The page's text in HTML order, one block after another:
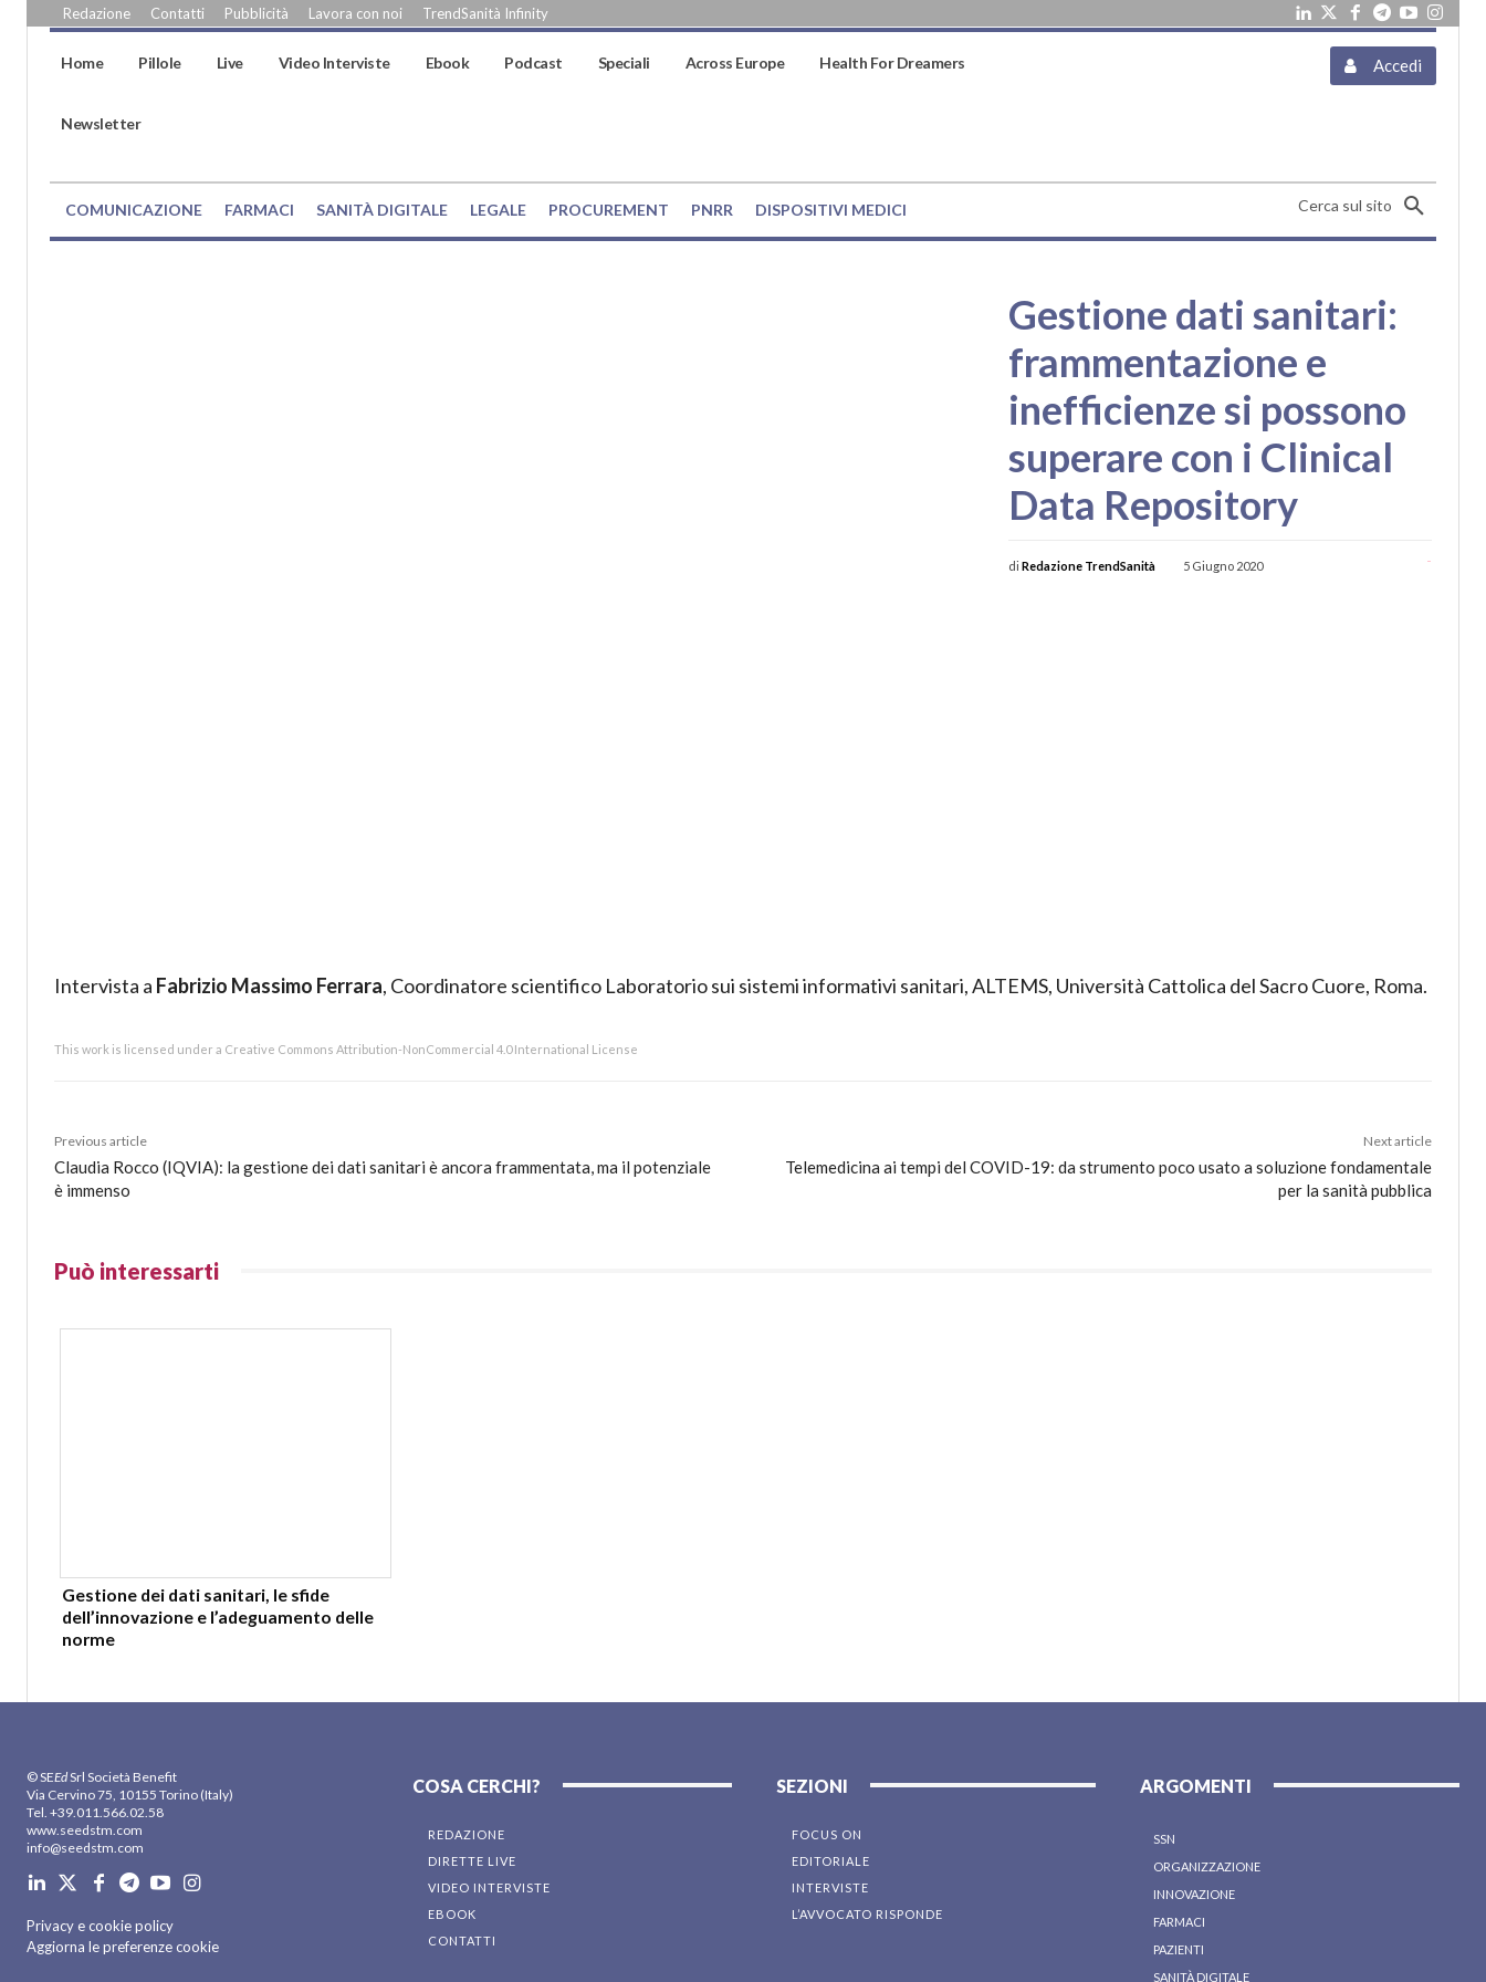
Redazione Contatti Pubblicità Lavora con noi TrendSanità Infinity
Home Pillole Live Video Interviste Ebook Podcast Speciali Across Europe Health For Dreamers
Newsletter
Accedi
COMUNICAZIONE FARMACI SANITÀ DIGITALE LEGALE PROCUREMENT PNRR DISPOSITIVI MEDICI Cerca sul sito
Gestione dati sanitari:
frammentazione e
inefficienze si possono
superare con i Clinical
Data Repository
di Redazione TrendSanità 5 Giugno 2020 -
Intervista a Fabrizio Massimo Ferrara, Coordinatore scientifico Laboratorio sui sistemi informativi sanitari, ALTEMS, Università Cattolica del Sacro Cuore, Roma.
This work is licensed under a Creative Commons Attribution-NonCommercial 4.0 International License
Previous article
Claudia Rocco (IQVIA): la gestione dei dati sanitari è ancora frammentata, ma il potenziale
è immenso
Next article
Telemedicina ai tempi del COVID-19: da strumento poco usato a soluzione fondamentale
per la sanità pubblica
Può interessarti
Gestione dei dati sanitari, le sfide
dell’innovazione e l’adeguamento delle
norme
© SEEdSrl Società Benefit
Via Cervino 75, 10155 Torino (Italy)
Tel. +39.011.566.02.58
www.seedstm.com
info@seedstm.com
Privacy e cookie policy
Aggiorna le preferenze cookie
COSA CERCHI?
REDAZIONE
DIRETTE LIVE
VIDEO INTERVISTE
EBOOK
CONTATTI
SEZIONI
FOCUS ON
EDITORIALE
INTERVISTE
L’AVVOCATO RISPONDE
ARGOMENTI
SSN
ORGANIZZAZIONE
INNOVAZIONE
FARMACI
PAZIENTI
SANITÀ DIGITALE